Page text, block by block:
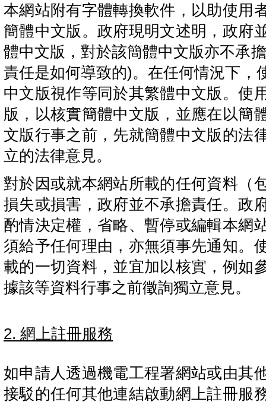
本網站附有字體轉換軟件，以助使用
簡體中文版。政府現明文述明，政府
體中文版，對於該簡體中文版亦不承
責任是如何導致的)。在任何情況下，
中文版視作等同於其繁體中文版。使
版，以核實簡體中文版，並應在以簡
文版行事之前，先就簡體中文版的法
立的法律意見。
對於因或就本網站所載的任何資料（
損失或損害，政府並不承擔責任。政
酌情決定權，省略、暫停或編輯本網
須給予任何理由，亦無須事先通知。
載的一切資料，並宜加以核實，例如
據該等資料行事之前徵詢獨立意見。
2. 網上註冊服務
如申請人透過機電工程署網站或由其
接駁的任何其他連結啟動網上註冊服